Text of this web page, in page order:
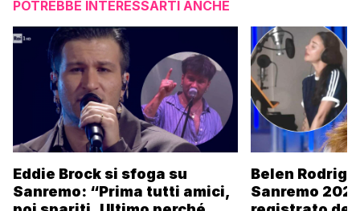
POTREBBE INTERESSARTI ANCHE
Eddie Brock si sfoga su
Sanremo: “Prima tutti amici,
Belen
Sanremo